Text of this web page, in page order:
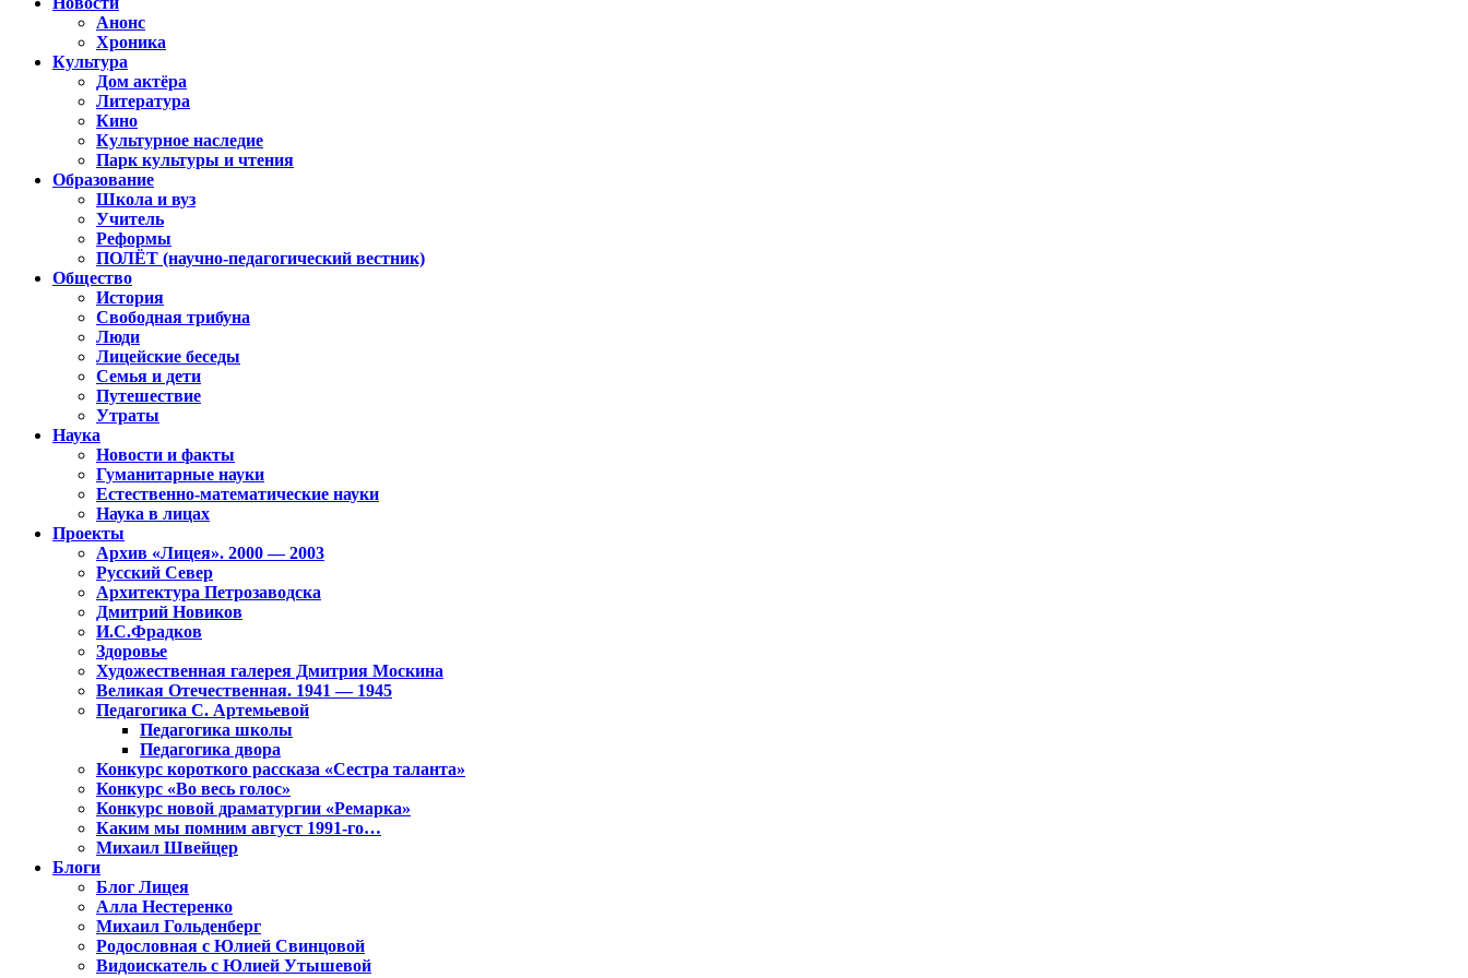
Анонс
Хроника
Культура
Дом актёра
Литература
Кино
Культурное наследие
Парк культуры и чтения
Образование
Школа и вуз
Учитель
Реформы
ПОЛЁТ (научно-педагогический вестник)
Общество
История
Свободная трибуна
Люди
Лицейские беседы
Семья и дети
Путешествие
Утраты
Наука
Новости и факты
Гуманитарные науки
Естественно-математические науки
Наука в лицах
Проекты
Архив «Лицея». 2000 — 2003
Русский Север
Архитектура Петрозаводска
Дмитрий Новиков
И.С.Фрадков
Здоровье
Художественная галерея Дмитрия Москина
Великая Отечественная. 1941 — 1945
Педагогика С. Артемьевой
Педагогика школы
Педагогика двора
Конкурс короткого рассказа «Сестра таланта»
Конкурс «Во весь голос»
Конкурс новой драматургии «Ремарка»
Каким мы помним август 1991-го…
Михаил Швейцер
Блоги
Блог Лицея
Алла Нестеренко
Михаил Гольденберг
Родословная с Юлией Свинцовой
Видоискатель с Юлией Утышевой